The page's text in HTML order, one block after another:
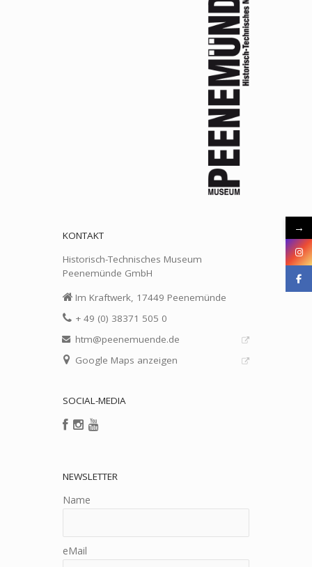
KONTAKT
Historisch-Technisches Museum
Peenemünde GmbH
Im Kraftwerk, 17449 Peenemünde
+ 49 (0) 38371 505 0
htm@peenemuende.de
Google Maps anzeigen
SOCIAL-MEDIA
NEWSLETTER
Name
eMail
→